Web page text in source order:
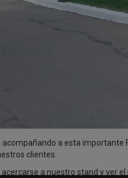
acompañando a esta
clientes.
acercarse a nuestro stand y ver